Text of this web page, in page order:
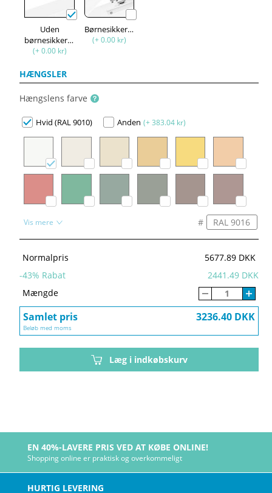
Uden
børnesikkerhed
(+ 0.00 kr)
Børnesikkerhed
(+ 0.00 kr)
HÆNGSLER
Hængslens farve
Hvid (RAL 9010) Anden (+ 383.04 kr)
Vis mere #
Normalpris
5677.89 DKK
-43% Rabat
2441.49 DKK
Mængde
Samlet pris 3236.40 DKK
Beløb med moms
Læg i indkøbskurv
EN 40%-LAVERE PRIS VED AT KØBE ONLINE!
Shopping online er praktisk og overkommeligt
HURTIG LEVERING